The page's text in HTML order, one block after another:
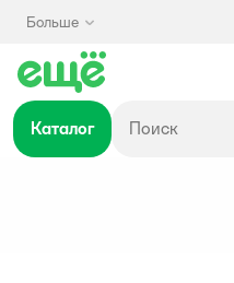
Больше
Каталог